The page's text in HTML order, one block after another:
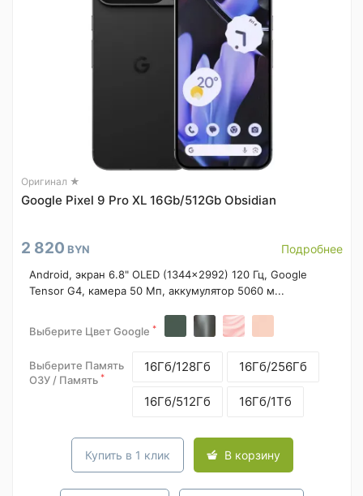
Оригинал ★
Google Pixel 9 Pro XL 16Gb/512Gb Obsidian
2 820 BYN Подробнее
Android, экран 6.8" OLED (1344x2992) 120 Гц, Google
Tensor G4, камера 50 Мп, аккумулятор 5060 м...
Выберите Цвет Google *
Выберите Память
ОЗУ / Память *
16Гб/128Гб 16Гб/256Гб
16Гб/512Гб 16Гб/1Тб
Купить в 1 клик В корзину